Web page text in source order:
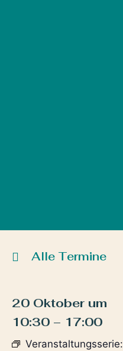
Alle Termine
20 Oktober um
10:30 – 17:00
Veranstaltungsserie: